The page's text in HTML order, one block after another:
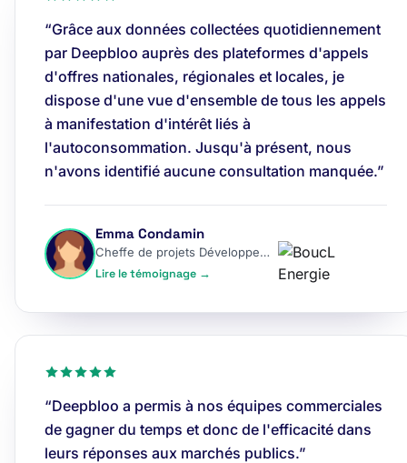
“Grâce aux données collectées quotidiennement
par Deepbloo auprès des plateformes d'appels
d'offres nationales, régionales et locales, je
dispose d'une vue d'ensemble de tous les appels
à manifestation d'intérêt liés à
l'autoconsommation. Jusqu'à présent, nous
n'avons identifié aucune consultation manquée.”
Emma Condamin
Cheffe de projets Développement
Lire le témoignage →
“Deepbloo a permis à nos équipes commerciales
de gagner du temps et donc de l'efficacité dans
leurs réponses aux marchés publics.”